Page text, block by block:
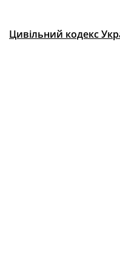
Цивільний кодекс